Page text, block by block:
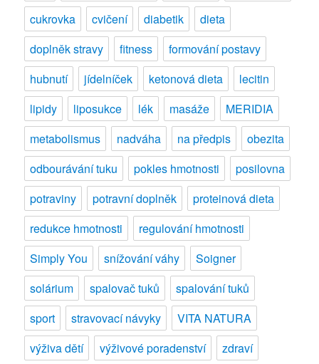
cukrovka
cvičení diabetik
dieta
doplněk stravy
fitness
formování postavy
hubnutí
jídelníček ketonová dieta
lecitin
lipidy
liposukce lék masáže
MERIDIA
metabolismus
nadváha na předpis
obezita
odbourávání tuku
pokles hmotnosti
posilovna
potraviny
potravní doplněk
proteinová dieta
redukce hmotnosti
regulování hmotnosti
Simply You
snížování váhy
Soigner
solárium
spalovač tuků
spalování tuků
sport
stravovací návyky
VITA NATURA
výživa dětí
výživové poradenství
zdraví